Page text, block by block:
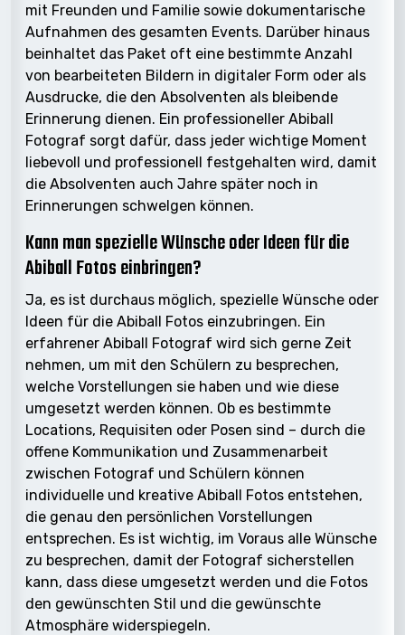
mit Freunden und Familie sowie dokumentarische
Aufnahmen des gesamten Events. Darüber hinaus
beinhaltet das Paket oft eine bestimmte Anzahl
von bearbeiteten Bildern in digitaler Form oder als
Ausdrucke, die den Absolventen als bleibende
Erinnerung dienen. Ein professioneller Abiball
Fotograf sorgt dafür, dass jeder wichtige Moment
liebevoll und professionell festgehalten wird, damit
die Absolventen auch Jahre später noch in
Erinnerungen schwelgen können.
Kann man spezielle Wünsche oder Ideen für die
Abiball Fotos einbringen?
Ja, es ist durchaus möglich, spezielle Wünsche oder
Ideen für die Abiball Fotos einzubringen. Ein
erfahrener Abiball Fotograf wird sich gerne Zeit
nehmen, um mit den Schülern zu besprechen,
welche Vorstellungen sie haben und wie diese
umgesetzt werden können. Ob es bestimmte
Locations, Requisiten oder Posen sind – durch die
offene Kommunikation und Zusammenarbeit
zwischen Fotograf und Schülern können
individuelle und kreative Abiball Fotos entstehen,
die genau den persönlichen Vorstellungen
entsprechen. Es ist wichtig, im Voraus alle Wünsche
zu besprechen, damit der Fotograf sicherstellen
kann, dass diese umgesetzt werden und die Fotos
den gewünschten Stil und die gewünschte
Atmosphäre widerspiegeln.